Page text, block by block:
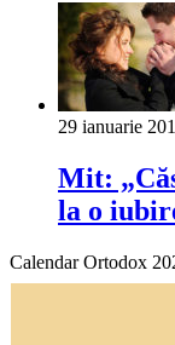
29 ianuarie
Mit:
la o
Calendar Ortodox